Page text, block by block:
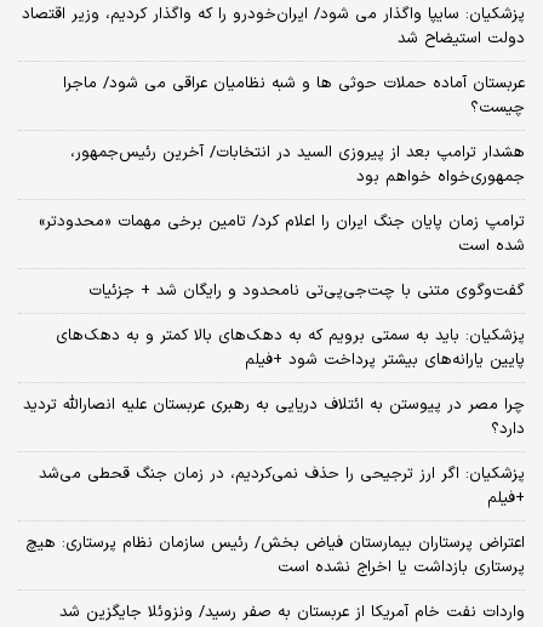
پزشکیان: سایپا واگذار می شود/ ایران‌خودرو را که واگذار کردیم، وزیر اقتصاد
دولت استیضاح شد
عربستان آماده حملات حوثی ها و شبه نظامیان عراقی می شود/ ماجرا
چیست؟
هشدار ترامپ بعد از پیروزی السید در انتخابات/ آخرین رئیس‌جمهور،
جمهوری‌خواه خواهم بود
ترامپ زمان پایان جنگ ایران را اعلام کرد/ تامین برخی مهمات «محدودتر»
شده است
گفت‌وگوی متنی با چت‌جی‌پی‌تی نامحدود و رایگان شد + جزئیات
پزشکیان: باید به سمتی برویم که به دهک‌های بالا کمتر و به دهک‌های
پایین یارانه‌های بیشتر پرداخت شود +فیلم
چرا مصر در پیوستن به ائتلاف دریایی به رهبری عربستان علیه انصارالله تردید
دارد؟
پزشکیان: اگر ارز ترجیحی را حذف نمی‌کردیم، در زمان جنگ قحطی می‌شد
+فیلم
اعتراض پرستاران بیمارستان فیاض بخش/ رئیس سازمان نظام پرستاری: هیچ
پرستاری بازداشت یا اخراج نشده است
واردات نفت خام آمریکا از عربستان به صفر رسید/ ونزوئلا جایگزین شد